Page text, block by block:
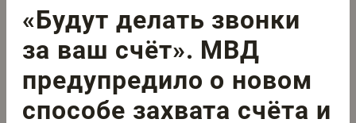
«Будут делать звонки
за ваш счёт». МВД
предупредило о новом
способе захвата счёта и